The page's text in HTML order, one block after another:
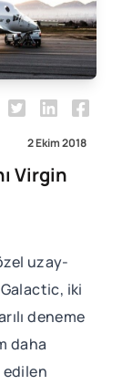
2 Ekim 2018
Virgin
uzay-
iki
deneme
daha
edilen